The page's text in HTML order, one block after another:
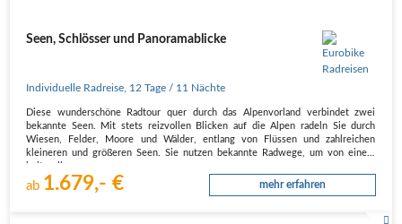
Seen, Schlösser und Panoramablicke
Individuelle Radreise 12 Tage / 11 Nächte
Diese wunderschöne Radtour quer durch das Alpenvorland verbindet zwei
bekannte Seen. Mit stets reizvollen Blicken auf die Alpen radeln Sie durch
Wiesen, Felder, Moore und Wälder, entlang von Flüssen und zahlreichen
kleineren und größeren Seen. Sie nutzen bekannte Radwege, um von einem
ab 1.679,- € mehr erfahren